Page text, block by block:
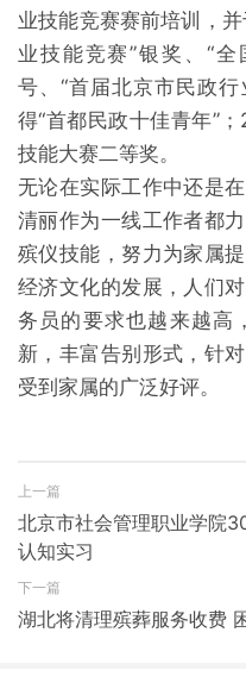
业技能竞赛赛前培训，
业技能竞赛”银奖、“
号、“首届北京市民政
得“首都民政十佳青年”
技能大赛二等奖。
无论在实际工作中还是
清丽作为一线工作者都
殡仪技能，努力为家属
经济文化的发展，人们
务员的要求也越来越高
新，丰富告别形式，针
受到家属的广泛好评。
上一篇
北京市社会管理职业学院
认知实习
下一篇
湖北将清理殡葬服务收费